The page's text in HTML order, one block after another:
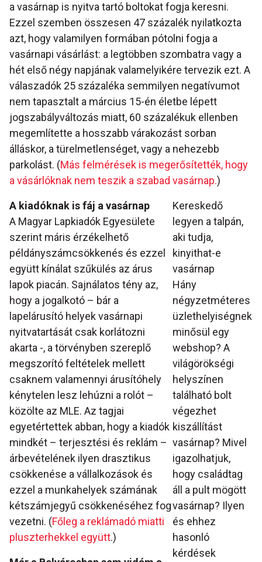
a vasárnap is nyitva tartó boltokat fogja keresni.
Ezzel szemben összesen 47 százalék nyilatkozta
azt, hogy valamilyen formában pótolni fogja a
vasárnapi vásárlást: a legtöbben szombatra vagy a
hét első négy napjának valamelyikére tervezik ezt. A
válaszadók 25 százaléka semmilyen negatívumot
nem tapasztalt a március 15-én életbe lépett
jogszabályváltozás miatt, 60 százalékuk ellenben
megemlítette a hosszabb várakozást sorban
álláskor, a türelmetlenséget, vagy a nehezebb
parkolást. (Más felmérések is megerősítették, hogy
a vásárlóknak nem teszik a szabad vasárnap.)
Kereskedő
legyen a talpán,
aki tudja,
kinyithat-e
vasárnap
Hány
négyzetméteres
üzlethelyiségnek
minősül egy
webshop? A
világörökségi
helyszínen
található bolt
végezhet
kiszállítást
vasárnap? Mivel
igazolhatjuk,
hogy családtag
áll a pult mögött
vasárnap? Ilyen
és ehhez
hasonló
kérdések
A kiadóknak is fáj a vasárnap
A Magyar Lapkiadók Egyesülete
szerint máris érzékelhető
példányszámcsökkenés és ezzel
együtt kínálat szűkülés az árus
lapok piacán. Sajnálatos tény az,
hogy a jogalkotó – bár a
lapelárusító helyek vasárnapi
nyitvatartását csak korlátozni
akarta -, a törvényben szereplő
megszorító feltételek mellett
csaknem valamennyi árusítóhely
kénytelen lesz lehúzni a rolót –
közölte az MLE. Az tagjai
egyetértettek abban, hogy a kiadók
mindkét – terjesztési és reklám –
árbevételének ilyen drasztikus
csökkenése a vállalkozások és
ezzel a munkahelyek számának
kétszámjegyű csökkenéséhez fog
vezetni. (Főleg a reklámadó miatti
pluszterhekkel együtt.)